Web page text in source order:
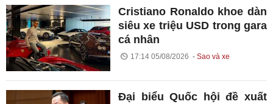
Cristiano Ronaldo khoe dàn
siêu xe triệu USD trong gara
cá nhân
17:14 05/08/2026 Sao và xe
Đại biểu Quốc hội đề xuất